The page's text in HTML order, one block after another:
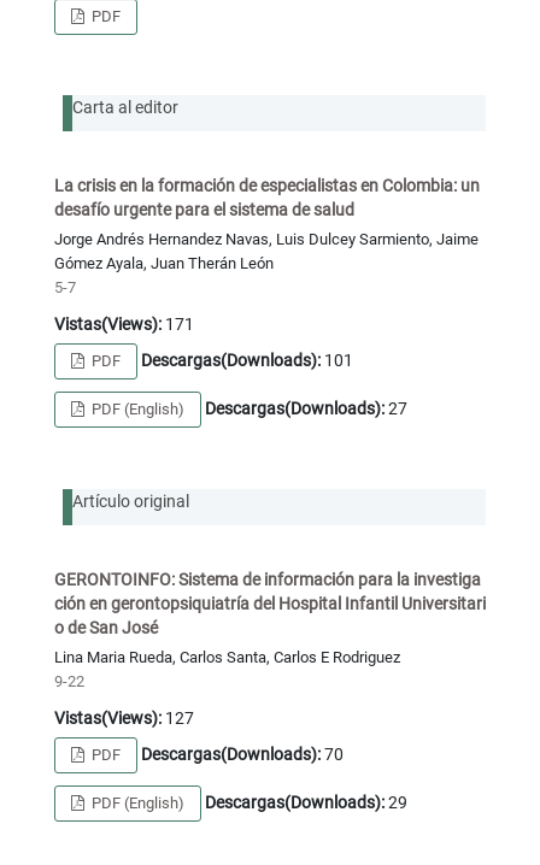
PDF
Carta al editor
La crisis en la formación de especialistas en Colombia: un
desafío urgente para el sistema de salud
Jorge Andrés Hernandez Navas, Luis Dulcey Sarmiento, Jaime
Gómez Ayala, Juan Therán León
5-7
Vistas(Views):171
PDF Descargas(Downloads): 101
PDF (English) Descargas(Downloads):27
Artículo original
GERONTOINFO: Sistema de información para la investiga
ción en gerontopsiquiatría del Hospital Infantil Universitari
o de San José
Lina Maria Rueda, Carlos Santa, Carlos E Rodriguez
9-22
Vistas(Views):127
PDF Descargas(Downloads):70
PDF (English) Descargas(Downloads):29